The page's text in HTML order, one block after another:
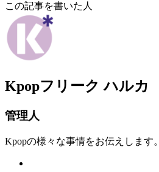
この記事を書いた人
Kpopフリーク ハルカ
管理人
Kpopの様々な事情をお伝えします。